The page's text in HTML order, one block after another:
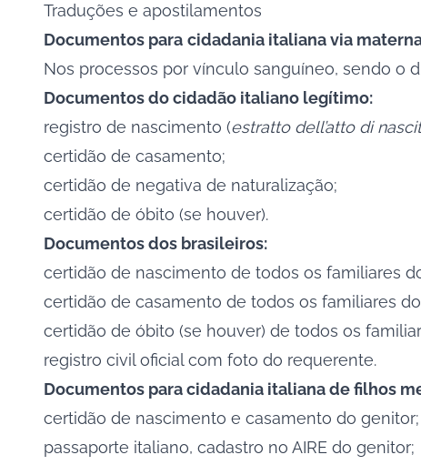
Traduções e apostilamentos
Documentos para cidadania italiana via
Nos processos por vínculo sanguíneo, sendo o
Documentos do cidadão italiano legítimo:
registro de nascimento (estratto dell’atto di
certidão de casamento;
certidão de negativa de naturalização;
certidão de óbito (se houver).
Documentos dos brasileiros:
certidão de nascimento de todos os familiares
certidão de casamento de todos os familiares
certidão de óbito (se houver) de todos os
registro civil oficial com foto do requerente.
Documentos para cidadania italianade filhos
certidão de nascimento e casamento do genitor;
passaporte italiano, cadastro no AIRE do genitor;